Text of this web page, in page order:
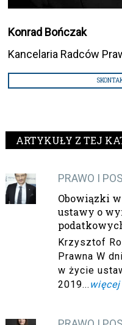
Konrad Bończak
Kancelaria Radców
ARTYKUŁY Z TEJ
PRAWO I
Obowiązki
ustawy o
Krzysztof
Prawna W
w życie
2019... więcej